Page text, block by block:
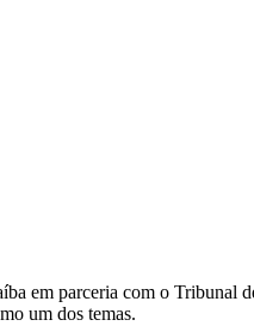
em parceria com o Tribunal
um dos temas.